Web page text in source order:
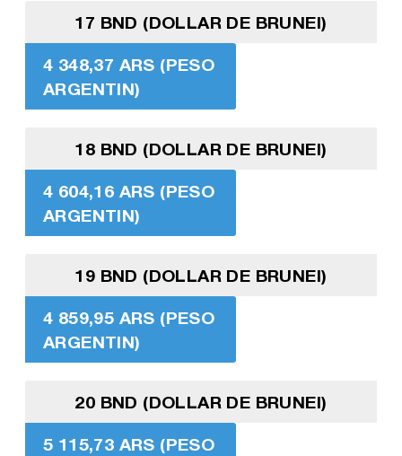
17 BND (DOLLAR DE BRUNEI)
4 348,37 ARS (PESO
ARGENTIN)
18 BND (DOLLAR DE BRUNEI)
4 604,16 ARS (PESO
ARGENTIN)
19 BND (DOLLAR DE BRUNEI)
4 859,95 ARS (PESO
ARGENTIN)
20 BND (DOLLAR DE BRUNEI)
5 115,73 ARS (PESO